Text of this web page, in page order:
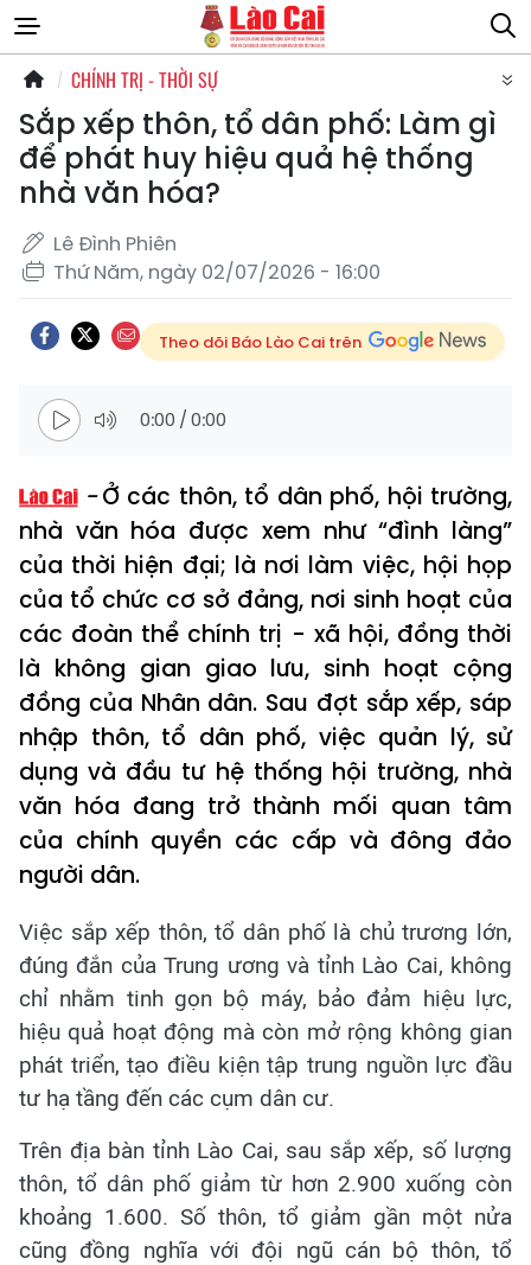
CHÍNH TRỊ - THỜI SỰ
Sắp xếp thôn, tổ dân phố: Làm gì
để phát huy hiệu quả hệ thống
nhà văn hóa?
Lê Đình Phiên
Thứ Năm, ngày 02/07/2026 - 16:00
Theo dõi Báo Lào Cai trên
0:00 /0:00
Ở các thôn, tổ dân phố, hội trường,
nhà văn hóa được xem như “đình làng”
của thời hiện đại; là nơi làm việc, hội họp
của tổ chức cơ sở đảng, nơi sinh hoạt của
các đoàn thể chính trị - xã hội, đồng thời
là không gian giao lưu, sinh hoạt cộng
đồng của Nhân dân. Sau đợt sắp xếp, sáp
nhập thôn, tổ dân phố, việc quản lý, sử
dụng và đầu tư hệ thống hội trường, nhà
văn hóa đang trở thành mối quan tâm
của chính quyền các cấp và đông đảo
người dân.
Việc sắp xếp thôn, tổ dân phố là chủ trương lớn,
đúng đắn của Trung ương và tỉnh Lào Cai, không
chỉ nhằm tinh gọn bộ máy, bảo đảm hiệu lực,
hiệu quả hoạt động mà còn mở rộng không gian
phát triển, tạo điều kiện tập trung nguồn lực đầu
tư hạ tầng đến các cụm dân cư.
Trên địa bàn tỉnh Lào Cai, sau sắp xếp, số lượng
thôn, tổ dân phố giảm từ hơn 2.900 xuống còn
khoảng 1.600. Số thôn, tổ giảm gần một nửa
cũng đồng nghĩa với đội ngũ cán bộ thôn, tổ